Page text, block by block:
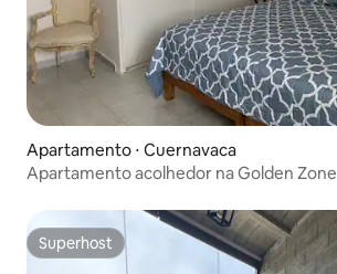
Apartamento ⋅ Cuernavaca
Apartamento acolhedor na Golden Zone
Superhost
Superhost